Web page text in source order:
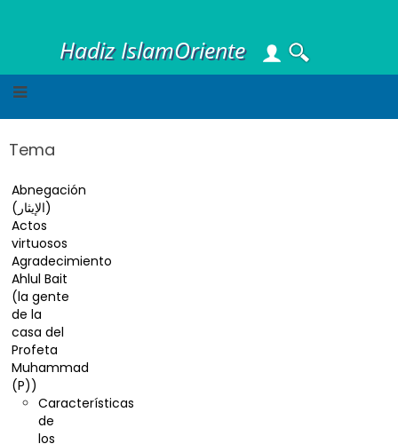
Hadiz IslamOriente
Tema
Abnegación
(الإيثار)
Actos
virtuosos
Agradecimiento
Ahlul Bait
(la gente
de la
casa del
Profeta
Muhammad
(P))
Características
de
los